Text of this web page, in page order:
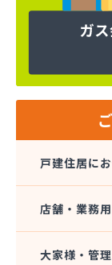
加地プロパ
嘉飯簡易ガ
河口プロパン
梶原商店
株式会社ア
株式会社ア
株式会社ア
戸建住居に
店舗・業務
大家様・管